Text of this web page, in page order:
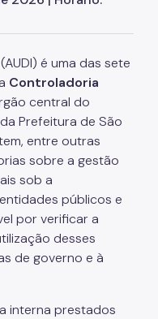
é uma das sete
Controladoria
central do
da Prefeitura de São
entre outras
sobre a gestão
sob a
públicos e
por verificar a
desses
de governo e à
interna prestados